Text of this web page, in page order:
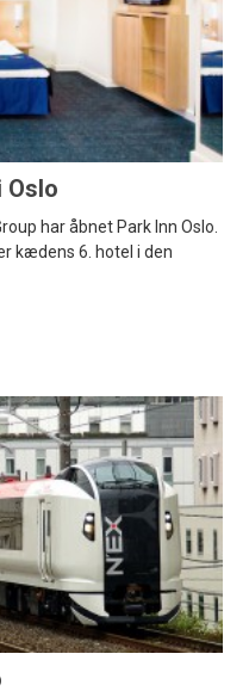
Oslo
har åbnet Park Inn Oslo.
kædens 6. hotel i den